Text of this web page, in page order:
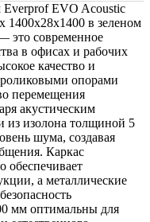
Everprof EVO Acoustic
в зеленом
это современное
в офисах и рабочих
качество и
опорами
перемещения
акустическим
из изолона толщиной 5
шума, создавая
Каркас
обеспечивает
а металлические
мм оптимальны для